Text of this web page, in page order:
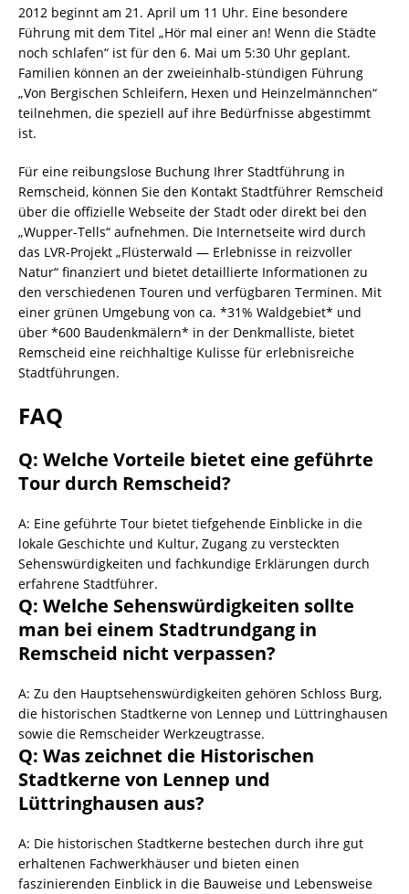
2012 beginnt am 21. April um 11 Uhr. Eine besondere
Führung mit dem Titel „Hör mal einer an! Wenn die Städte
noch schlafen“ ist für den 6. Mai um 5:30 Uhr geplant.
Familien können an der zweieinhalb-stündigen Führung
„Von Bergischen Schleifern, Hexen und Heinzelmännchen“
teilnehmen, die speziell auf ihre Bedürfnisse abgestimmt
ist.
Für eine reibungslose Buchung Ihrer Stadtführung in
Remscheid, können Sie den Kontakt Stadtführer Remscheid
über die offizielle Webseite der Stadt oder direkt bei den
„Wupper-Tells“ aufnehmen. Die Internetseite wird durch
das LVR-Projekt „Flüsterwald — Erlebnisse in reizvoller
Natur“ finanziert und bietet detaillierte Informationen zu
den verschiedenen Touren und verfügbaren Terminen. Mit
einer grünen Umgebung von ca. *31% Waldgebiet* und
über *600 Baudenkmälern* in der Denkmalliste, bietet
Remscheid eine reichhaltige Kulisse für erlebnisreiche
Stadtführungen.
FAQ
Q: Welche Vorteile bietet eine geführte
Tour durch Remscheid?
A: Eine geführte Tour bietet tiefgehende Einblicke in die
lokale Geschichte und Kultur, Zugang zu versteckten
Sehenswürdigkeiten und fachkundige Erklärungen durch
erfahrene Stadtführer.
Q: Welche Sehenswürdigkeiten sollte
man bei einem Stadtrundgang in
Remscheid nicht verpassen?
A: Zu den Hauptsehenswürdigkeiten gehören Schloss Burg,
die historischen Stadtkerne von Lennep und Lüttringhausen
sowie die Remscheider Werkzeugtrasse.
Q: Was zeichnet die Historischen
Stadtkerne von Lennep und
Lüttringhausen aus?
A: Die historischen Stadtkerne bestechen durch ihre gut
erhaltenen Fachwerkhäuser und bieten einen
faszinierenden Einblick in die Bauweise und Lebensweise